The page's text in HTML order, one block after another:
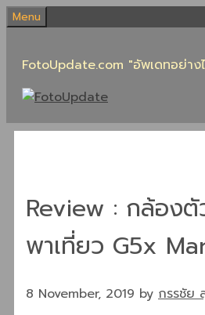
Skip
Menu
FotoUpdate.com "อัพเดทอย่าง
Review : กล้องตั
พาเที่ยว G5x
8 November, 2019 by กรรชัย